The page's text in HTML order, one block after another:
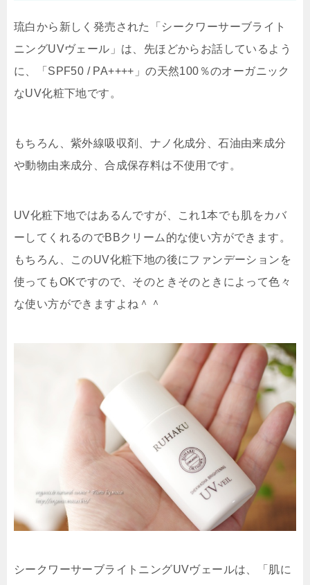
琉白から新しく発売された「シークワーサーブライト
ニングUVヴェール」は、先ほどからお話しているよう
に、「SPF50 / PA++++」の天然100％のオーガニック
なUV化粧下地です。
もちろん、紫外線吸収剤、ナノ化成分、石油由来成分
や動物由来成分、合成保存料は不使用です。
UV化粧下地ではあるんですが、これ1本でも肌をカバ
ーしてくれるのでBBクリーム的な使い方ができます。
もちろん、このUV化粧下地の後にファンデーションを
使ってもOKですので、そのときそのときによって色々
な使い方ができますよね＾＾
シークワーサーブライトニングUVヴェールは、「肌に